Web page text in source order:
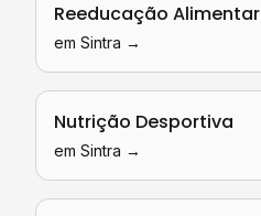
Reeducação Alimentar
em Sintra →
Nutrição Desportiva
em Sintra →